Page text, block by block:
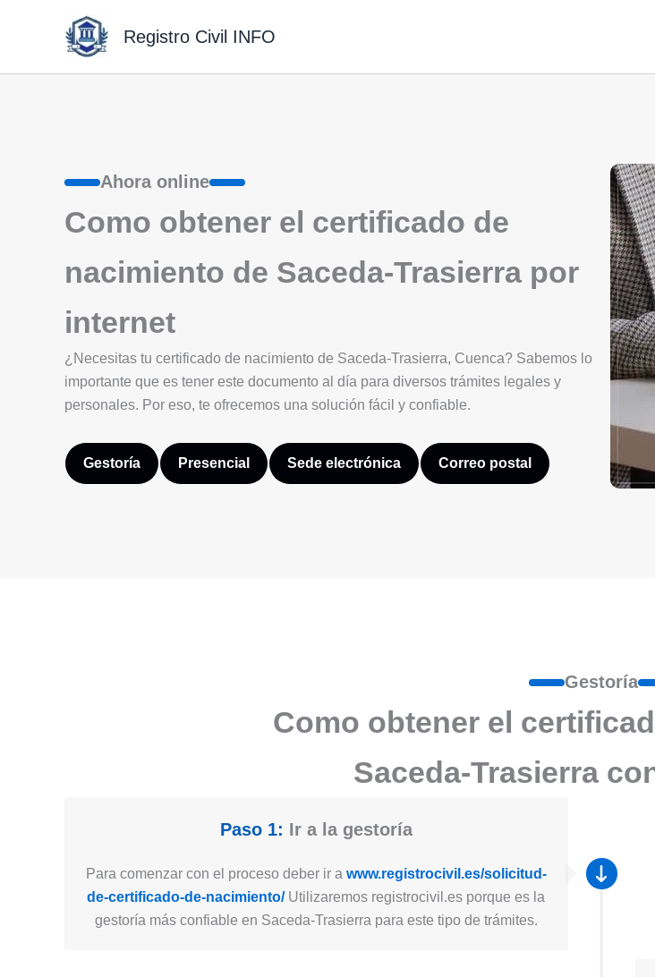
Registro Civil INFO
Ahora online
Como obtener el certificado de
nacimiento de Saceda-Trasierra por
internet
¿Necesitas tu certificado de nacimiento de Saceda-Trasierra, Cuenca? Sabemos lo
importante que es tener este documento al día para diversos trámites legales y
personales. Por eso, te ofrecemos una solución fácil y confiable.
Gestoría Presencial Sede electrónica Correo postal
Gestoría
Como obtener el
Saceda-Trasierra
Paso 1: Ir a la gestoría
Para comenzar con el proceso deber ir a www.registrocivil.es/solicitud-
de-certificado-de-nacimiento/Utilizaremos registrocivil.es porque es la
gestoría más confiable en Saceda-Trasierra para este tipo de trámites.